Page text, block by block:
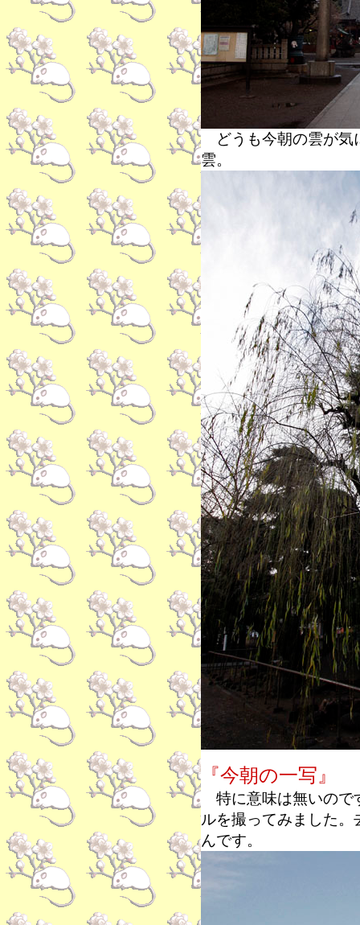
どうも今朝の雲が気
雲。
『今朝の一写』
特に意味は無いので
ルを撮ってみました。
んです。